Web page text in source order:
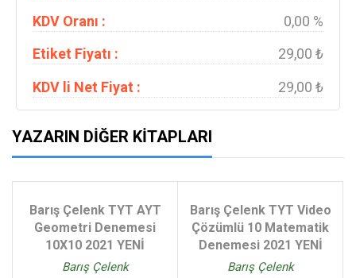
KDV Oranı :
0,00 %
Etiket Fiyatı :
29,00 ₺
KDV li Net Fiyat :
29,00 ₺
YAZARIN DIĞER KITAPLARI
Barış Çelenk TYT AYT
Geometri Denemesi
10X10 2021 YENİ
Barış Çelenk
Barış Çelenk TYT Video
Çözümlü 10 Matematik
Denemesi 2021 YENİ
Barış Çelenk